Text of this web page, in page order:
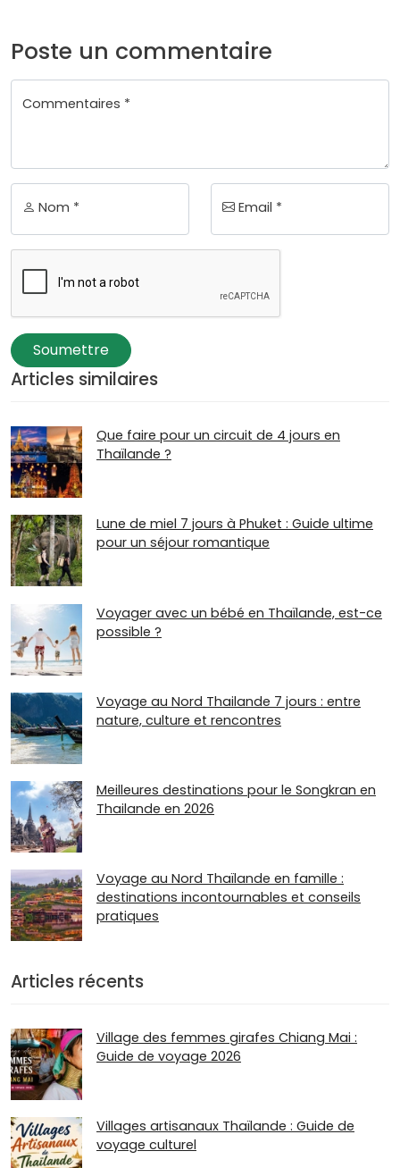
Poste un commentaire
Commentaires *
Nom * Email *
Soumettre
Articles similaires
Que faire pour un circuit de 4 jours en
Thaïlande ?
Lune de miel 7 jours à Phuket : Guide ultime
pour un séjour romantique
Voyager avec un bébé en Thaïlande, est-ce
possible ?
Voyage au Nord Thailande 7 jours : entre
nature, culture et rencontres
Meilleures destinations pour le Songkran en
Thailande en 2026
Voyage au Nord Thaïlande en famille :
destinations incontournables et conseils
pratiques
Articles récents
Village des femmes girafes Chiang Mai :
Guide de voyage 2026
Villages artisanaux Thaïlande : Guide de
voyage culturel